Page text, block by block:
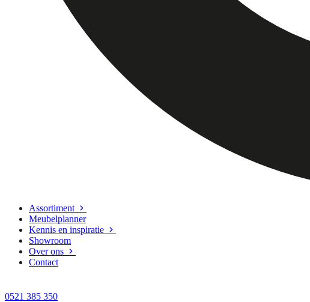
Assortiment
Meubelplanner
Kennis en inspiratie
Showroom
Over ons
Contact
0521 385 350